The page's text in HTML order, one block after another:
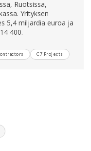
Ruotsissa,
Yrityksen
5,4 miljardia euroa ja
400.
C7 Projects